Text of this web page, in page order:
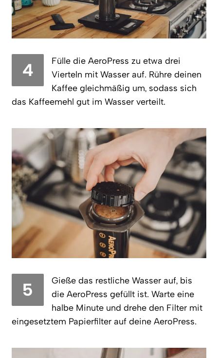
4
Fülle die AeroPress zu etwa drei
Vierteln mit Wasser auf. Rühre deinen
Kaffee gleichmäßig um, sodass sich
das Kaffeemehl gut im Wasser verteilt.
5
Gieße das restliche Wasser auf, bis
die AeroPress gefüllt ist. Warte eine
halbe Minute und drehe den Filter mit
eingesetztem Papierfilter auf deine AeroPress.